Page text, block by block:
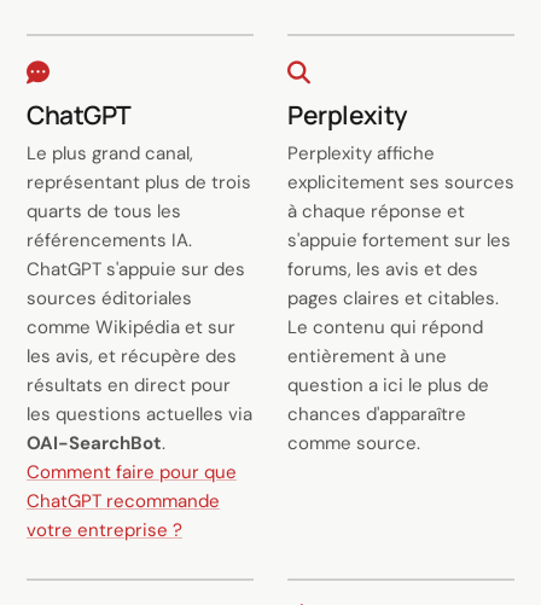
ChatGPT
Le plus grand canal,
représentant plus de trois
quarts de tous les
référencements IA.
ChatGPT s'appuie sur des
sources éditoriales
comme Wikipédia et sur
les avis, et récupère des
résultats en direct pour
les questions actuelles via
OAI-SearchBot.
Comment faire pour que
ChatGPT recommande
votre entreprise ?
Perplexity
Perplexity affiche
explicitement ses sources
à chaque réponse et
s'appuie fortement sur les
forums, les avis et des
pages claires et citables.
Le contenu qui répond
entièrement à une
question a ici le plus de
chances d'apparaître
comme source.